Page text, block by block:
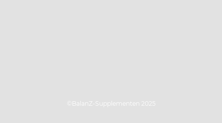
©BalanZ-Supplementen 2025